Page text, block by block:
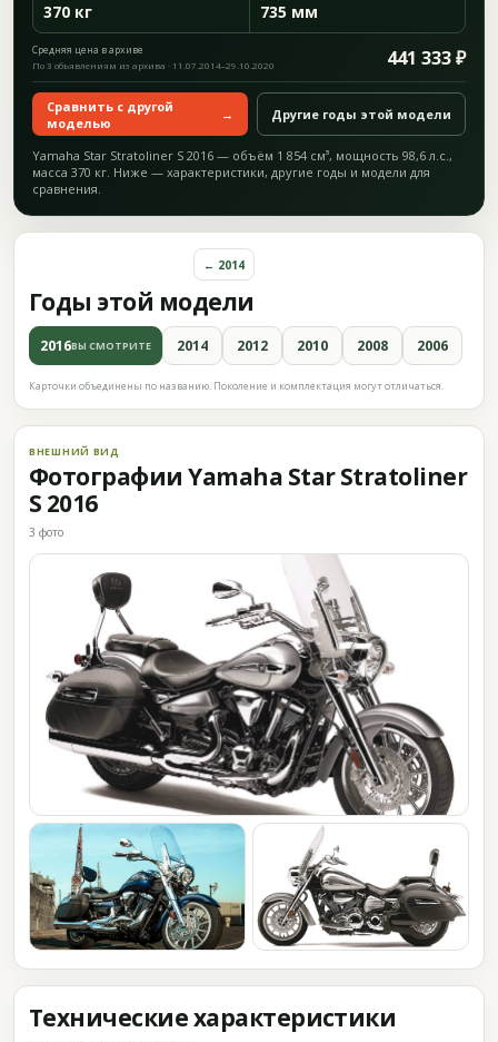
370 кг 735 мм
Средняя цена в архиве 441 333 ₽
По 3 объявлениям из архива · 11.07.2014–29.10.2020
Сравнить с другой
моделью
→ Другие годы этой модели
Yamaha Star Stratoliner S 2016 — объём 1 854 см³, мощность 98,6 л.с.,
масса 370 кг. Ниже — характеристики, другие годы и модели для
сравнения.
Годы этой модели
← 2014
2016ВЫ СМОТРИТЕ 2014 2012 2010 2008 2006
Карточки объединены по названию. Поколение и комплектация могут отличаться.
ВНЕШНИЙ ВИД
Фотографии Yamaha Star Stratoliner
S 2016
3 фото
Технические характеристики